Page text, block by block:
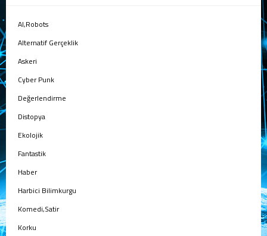
AI,Robots
Alternatif Gerçeklik
Askeri
Cyber Punk
Değerlendirme
Distopya
Ekolojik
Fantastik
Haber
Harbici Bilimkurgu
Komedi,Satir
Korku